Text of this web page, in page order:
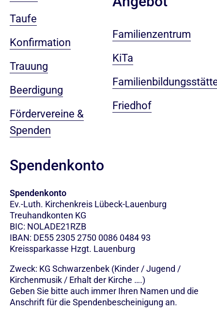
Taufe
Konfirmation
Trauung
Beerdigung
Fördervereine &
Spenden
Familienzentrum
KiTa
Friedhof
Spendenkonto
Spendenkonto
Ev.-Luth. Kirchenkreis Lübeck-Lauenburg
Treuhandkonten KG
BIC: NOLADE21RZB
IBAN: DE55 2305 2750 0086 0484 93
Kreissparkasse Hzgt. Lauenburg
Zweck: KG Schwarzenbek (Kinder / Jugend /
Kirchenmusik / Erhalt der Kirche ….)
Geben Sie bitte auch immer Ihren Namen und die
Anschrift für die Spendenbescheinigung an.